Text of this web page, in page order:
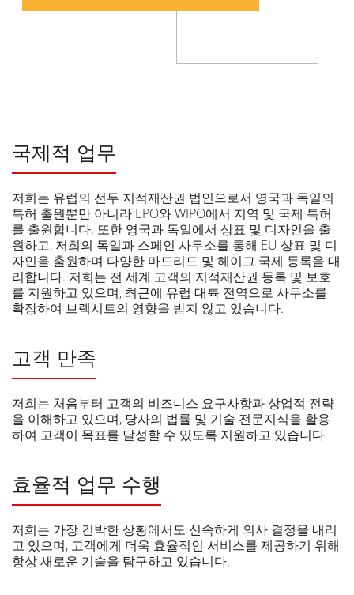
국제적 업무
저희는 유럽의 선두 지적재산권 법인으로서 영국과 독일의
특허 출원뿐만 아니라 EPO와 WIPO에서 지역 및 국제 특허
를 출원합니다. 또한 영국과 독일에서 상표 및 디자인을 출
원하고, 저희의 독일과 스페인 사무소를 통해 EU 상표 및 디
자인을 출원하며 다양한 마드리드 및 헤이그 국제 등록을 대
리합니다. 저희는 전 세계 고객의 지적재산권 등록 및 보호
를 지원하고 있으며, 최근에 유럽 대륙 전역으로 사무소를
확장하여 브렉시트의 영향을 받지 않고 있습니다.
고객 만족
저희는 처음부터 고객의 비즈니스 요구사항과 상업적 전략
을 이해하고 있으며, 당사의 법률 및 기술 전문지식을 활용
하여 고객이 목표를 달성할 수 있도록 지원하고 있습니다.
효율적 업무 수행
저희는 가장 긴박한 상황에서도 신속하게 의사 결정을 내리
고 있으며, 고객에게 더욱 효율적인 서비스를 제공하기 위해
항상 새로운 기술을 탐구하고 있습니다.